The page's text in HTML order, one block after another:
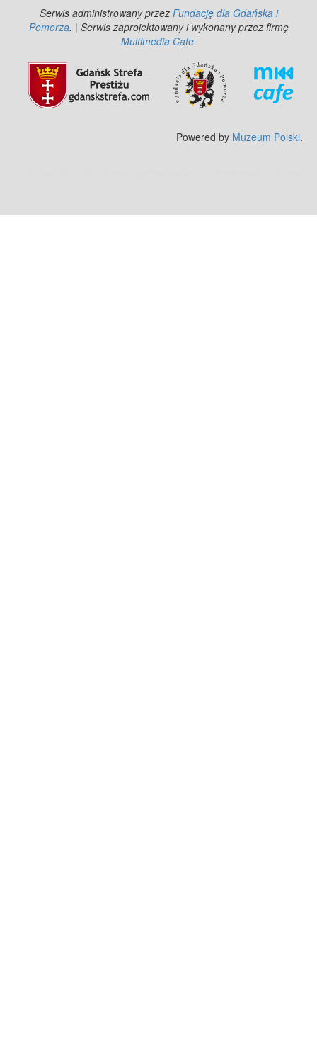
Serwis administrowany przez Fundację dla Gdańska i
Pomorza. | Serwis zaprojektowany i wykonany przez firmę
Multimedia Cafe.
Powered by Muzeum Polski.